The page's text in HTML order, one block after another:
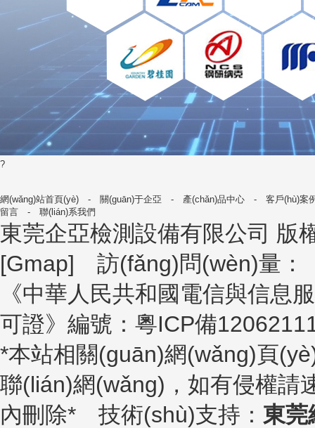
?
網(wǎng)站首頁(yè) - 關(guān)于企亞 - 產(chǎn)品中心 - 客戶(hù)案
留言 - 聯(lián)系我們
東莞企亞檢測設備有限公司 版
[Gmap] 訪(fǎng)問(wèn)量：
《中華人民共和國電信與信息
可證》編號： 粵ICP備
*本站相關(guān)網(wǎng)頁
聯(lián)網(wǎng)，如有侵權
內刪除* 技術(shù)支持： 東